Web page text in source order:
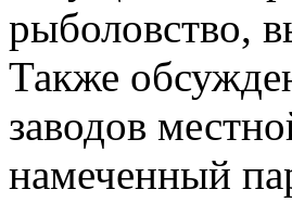
рыболовство,
Также
заводов
намеченный